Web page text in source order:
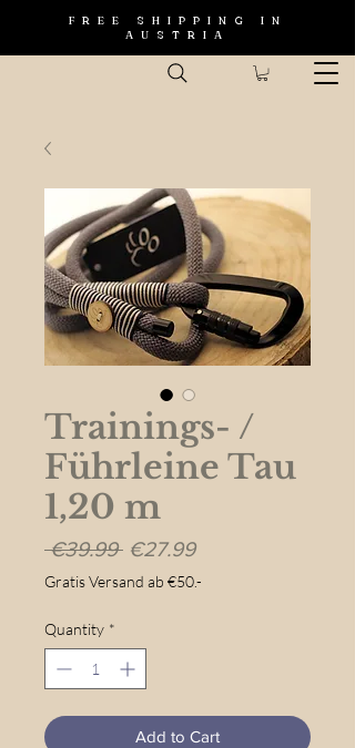
FREE SHIPPING IN
AUSTRIA
Trainings- /
Führleine Tau
1,20 m
€39.99 Regular
Price
€27.99Sale
Gratis Versand ab €50.-
Quantity *
Add to Cart